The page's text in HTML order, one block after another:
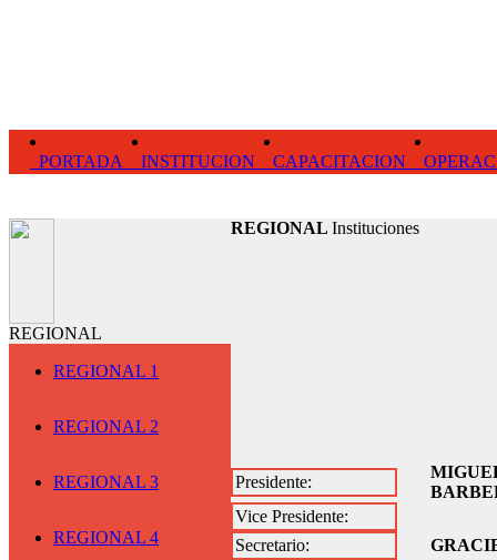
PORTADA INSTITUCION CAPACITACION
REGIONAL
REGIONAL 1
REGIONAL 2
REGIONAL 3
REGIONAL 4
REGIONAL Instituciones
Presidente:
Vice Presidente:
Secretario: